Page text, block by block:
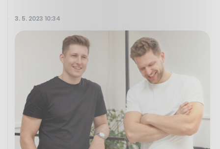
3. 5. 2023 10:34